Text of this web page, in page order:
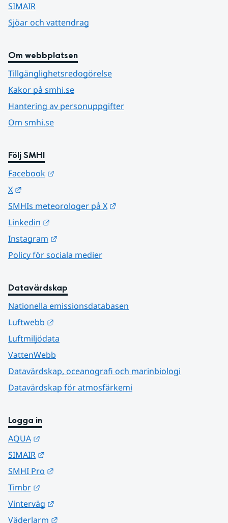
SIMAIR
Sjöar och vattendrag
Om webbplatsen
Tillgänglighetsredogörelse
Kakor på smhi.se
Hantering av personuppgifter
Om smhi.se
Följ SMHI
Facebook
X
SMHIs meteorologer på X
Linkedin
Instagram
Policy för sociala medier
Datavärdskap
Nationella emissionsdatabasen
Luftwebb
Luftmiljödata
VattenWebb
Datavärdskap, oceanografi och marinbiologi
Datavärdskap för atmosfärkemi
Logga in
AQUA
SIMAIR
SMHI Pro
Timbr
Vinterväg
Väderlarm